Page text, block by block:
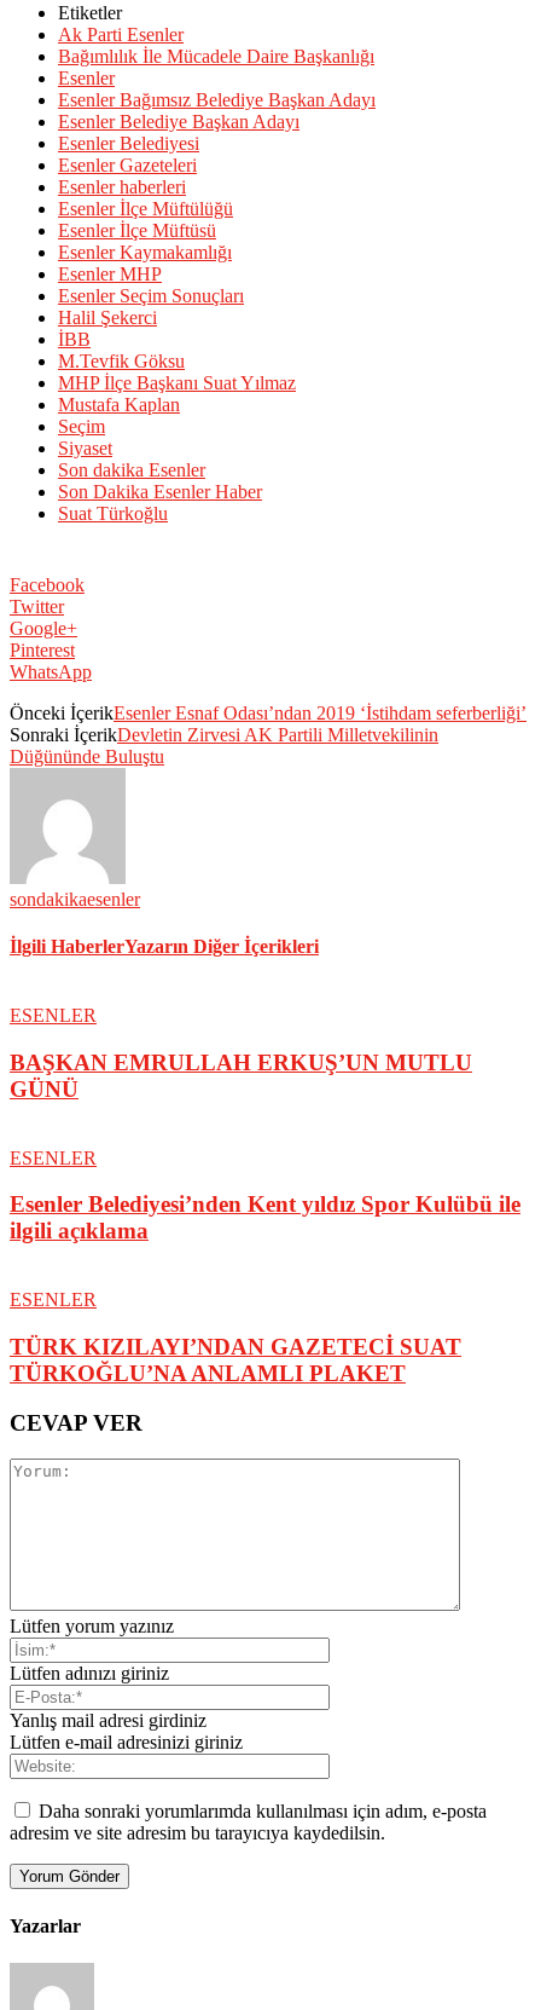
Etiketler
Ak Parti Esenler
Bağımlılık İle Mücadele Daire Başkanlığı
Esenler
Esenler Bağımsız Belediye Başkan Adayı
Esenler Belediye Başkan Adayı
Esenler Belediyesi
Esenler Gazeteleri
Esenler haberleri
Esenler İlçe Müftülüğü
Esenler İlçe Müftüsü
Esenler Kaymakamlığı
Esenler MHP
Esenler Seçim Sonuçları
Halil Şekerci
İBB
M.Tevfik Göksu
MHP İlçe Başkanı Suat Yılmaz
Mustafa Kaplan
Seçim
Siyaset
Son dakika Esenler
Son Dakika Esenler Haber
Suat Türkoğlu
Facebook
Twitter
Google+
Pinterest
WhatsApp
Önceki İçerikEsenler Esnaf Odası’ndan 2019 ‘İstihdam seferberliği’
Sonraki İçerikDevletin Zirvesi AK Partili Milletvekilinin
Düğününde Buluştu
sondakikaesenler
İlgili HaberlerYazarın Diğer İçerikleri
ESENLER
BAŞKAN EMRULLAH ERKUŞ’UN MUTLU
GÜNÜ
ESENLER
Esenler Belediyesi’nden Kent yıldız Spor Kulübü ile
ilgili açıklama
ESENLER
TÜRK KIZILAYI’NDAN GAZETECİ SUAT
TÜRKOĞLU’NA ANLAMLI PLAKET
CEVAP VER
Lütfen yorum yazınız
Lütfen adınızı giriniz
Yanlış mail adresi girdiniz
Lütfen e-mail adresinizi giriniz
Daha sonraki yorumlarımda kullanılması için adım, e-posta
adresim ve site adresim bu tarayıcıya kaydedilsin.
Yazarlar